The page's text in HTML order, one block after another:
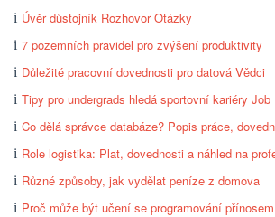
Úvěr důstojník Rozhovor Otázky
7 pozemních pravidel pro zvýšení produktivity
Důležité pracovní dovednosti pro datová Vědci
Tipy pro undergrads hledá sportovní kariéry Job
Co dělá správce databáze? Popis práce,
Role logistika: Plat, dovednosti a náhled na
Různé způsoby, jak vydělat peníze z domova
Proč může být učení se programování